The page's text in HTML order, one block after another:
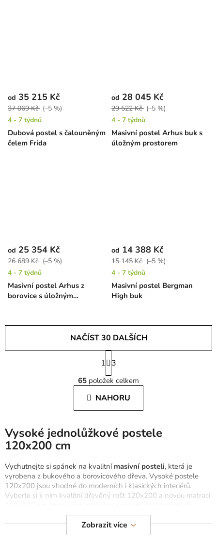
Dubová postel s čalouněným
čelem Frida
od 35 215 Kč
37 069 Kč (–5 %)
4 - 7 týdnů
Masivní postel Arhus buk s
úložným prostorem
od 28 045 Kč
29 522 Kč (–5 %)
4 - 7 týdnů
Masivní postel Arhus z
borovice s úložným
od 25 354 Kč
26 689 Kč (–5 %)
4 - 7 týdnů
Masivní postel Bergman
High buk
od 14 388 Kč
15 145 Kč (–5 %)
4 - 7 týdnů
O
v
l
á
d
c
r
v
k
y
ý
p
NAČÍST 30 DALŠÍCH
S
t
r
á
k
o
n
1 3
65 položek celkem
NAHORU
Vysoké jednolůžkové postele
120x200 cm
Vychutnejte si spánek na kvalitní masivní posteli, která je
vyrobena z bukového a borovicového dřeva. Vysoké postele
120x200 jsou vhodné do moderních i klasických interiérů.
Vyberte si k nim kvalitní dřevěný rošt 120x200 a novou matraci
jednolůžkové postele 90x200
Zobrazit více